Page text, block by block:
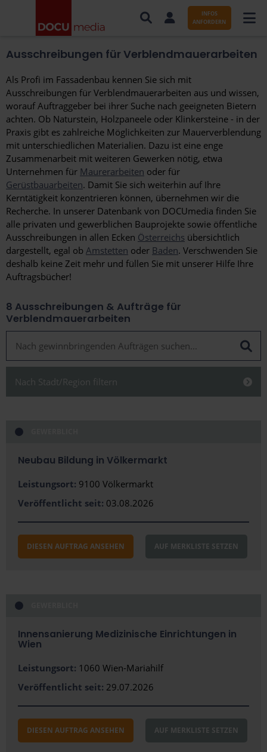
AUFTRÄGE NACH BRANCHE
AUFTRÄGE NACH ORT
SERVICES UND LEISTUNGEN
WISSENSWERTES
ÜBER DOCUMEDIA
KONTAKT
INFOS
ANFORDERN
Ausschreibungen für Verblendmauerarbeiten
Als Profi im Fassadenbau kennen Sie sich mit
Ausschreibungen für Verblendmauerarbeiten aus und wissen,
worauf Auftraggeber bei ihrer Suche nach geeigneten Bietern
achten. Ob Naturstein, Holzpaneele oder Klinkersteine - in der
Praxis gibt es zahlreiche Möglichkeiten zur Mauerverblendung
mit unterschiedlichen Materialien. Dazu ist eine enge
Zusammenarbeit mit weiteren Gewerken nötig, etwa
Unternehmen für Maurerarbeiten oder für
Gerüstbauarbeiten. Damit Sie sich weiterhin auf Ihre
Kerntätigkeit konzentrieren können, übernehmen wir die
Recherche. In unserer Datenbank von DOCUmedia finden Sie
alle privaten und gewerblichen Bauprojekte sowie öffentliche
Ausschreibungen in allen Ecken Österreichs übersichtlich
dargestellt, egal ob Amstetten oder Baden. Verschwenden Sie
deshalb keine Zeit mehr und füllen Sie mit unserer Hilfe Ihre
Auftragsbücher!
8 Ausschreibungen & Aufträge für
Verblendmauerarbeiten
Nach Stadt/Region filtern
Dornbirn
Kapfenberg
Klagenfurt
Klosterneuburg
Linz
Lustenau
Neubau Bildung in Völkermarkt
Leistungsort: 9100 Völkermarkt
Veröffentlicht seit: 03.08.2026
DIESEN AUFTRAG ANSEHEN AUF MERKLISTE SETZEN
Innensanierung Medizinische Einrichtungen in
Wien
Leistungsort: 1060 Wien-Mariahilf
Veröffentlicht seit: 29.07.2026
DIESEN AUFTRAG ANSEHEN AUF MERKLISTE SETZEN